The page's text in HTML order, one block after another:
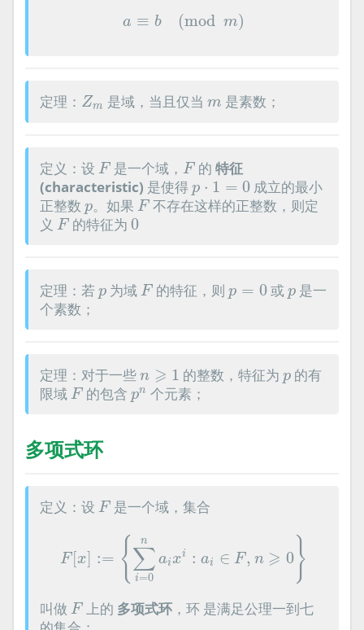
a ≡ b (mod m)
a≡b mod m )
定理： Zm
Zm 是域，当且仅当m
m 是素数；
定义：设F
F 是一个域，F
F 的特征
(characteristic) 是使得p ⋅ 1 = 0
p⋅1=0
成立的最小
正整数p
p。如果F
F 不存在这样的正整数，则定
义F
F 的特征为 0
0
定理：若p
p 为域F
F 的特征，则p = 0
p =0 或 p
p是一
个素数；
定理：对于一些n ⩾ 1
n ⩾1 的整数，特征为p
p 的有
限域F
F 的包含pn
pn个元素；
多项式环
定义：设F
F 是一个域，集合
F [x] := { n
∑
i=0
aixi : ai ∈ F, n ⩾ 0}
:={ ∑i
叫做F
F 上的 多项式环 ，环 是满足公理一到七